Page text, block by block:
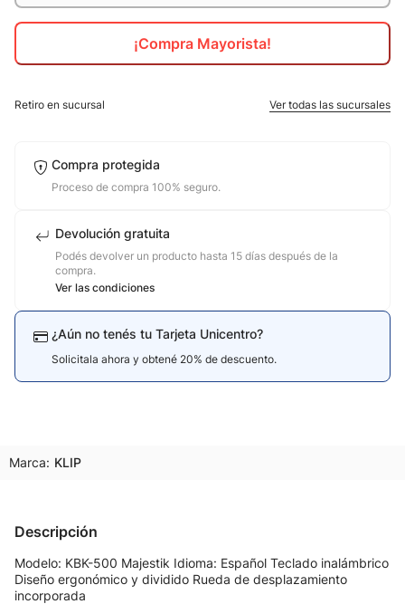
¡Compra Mayorista!
Retiro en sucursal Ver todas las sucursales
Compra protegida
Proceso de compra 100% seguro.
Devolución gratuita
Podés devolver un producto hasta 15 días después de la
compra.
Ver las condiciones
¿Aún no tenés tu Tarjeta Unicentro?
Solicitala ahora y obtené 20% de descuento.
Marca: KLIP
Descripción
Modelo: KBK-500 Majestik Idioma: Español Teclado inalámbrico
Diseño ergonómico y dividido Rueda de desplazamiento
incorporada
9. calzado